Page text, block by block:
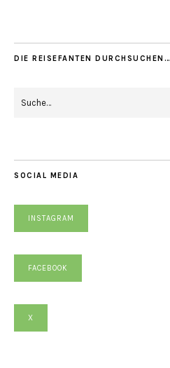
DIE REISEFANTEN DURCHSUCHEN…
SOCIAL MEDIA
INSTAGRAM
FACEBOOK
X